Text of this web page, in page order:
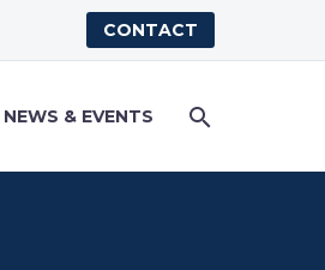
CONTACT
NEWS & EVENTS